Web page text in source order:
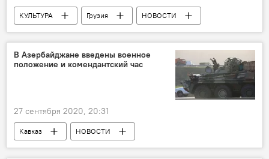
КУЛЬТУРА Грузия НОВОСТИ
В Азербайджане введены военное
положение и комендантский час
27 сентября 2020, 20:31
Кавказ
НОВОСТИ
Обострение в Нагорном Карабахе, вооруженные столкновения 2020